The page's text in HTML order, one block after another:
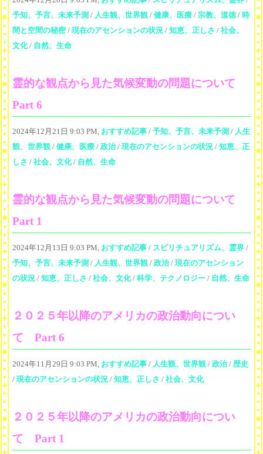
予知、予言、未来予測 / 人生観、世界観 / 健康、医療 / 宗教、道徳/ 時
間と空間の秘密/ 現在のアセンションの状況 / 知恵、正しさ / 社会、
文化/ 自然、生命
霊的な観点から見た気候変動の問題について
Part 6
2024年12月21日 9:03 PM, おすすめ記事 / 予知、予言、未来予測 / 人生
観、世界観 / 健康、医療 / 政治/ 現在のアセンションの状況 / 知恵、正
しさ / 社会、文化/ 自然、生命
霊的な観点から見た気候変動の問題について
Part 1
2024年12月13日 9:03 PM, おすすめ記事 / スピリチュアリズム、霊界 /
予知、予言、未来予測 / 人生観、世界観 / 政治/ 現在のアセンション
の状況 / 知恵、正しさ / 社会、文化/ 科学、テクノロジー / 自然、生命
２０２５年以降のアメリカの政治動向につい
て Part 6
2024年11月29日 9:03 PM, おすすめ記事 / 人生観、世界観 / 政治/ 歴史
/ 現在のアセンションの状況 / 知恵、正しさ / 社会、文化
２０２５年以降のアメリカの政治動向につい
て Part 1